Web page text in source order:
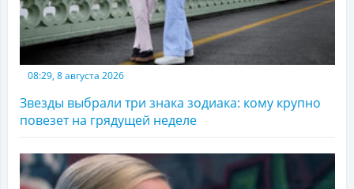
08:29, 8 августа 2026
Звезды выбрали три знака зодиака: кому крупно
повезет на грядущей неделе